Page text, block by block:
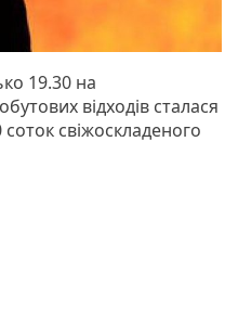
19.30 на
відходів сталася
свіжоскладеного